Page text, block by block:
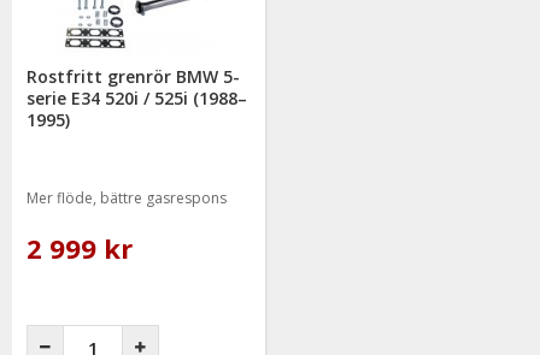
Rostfritt grenrör BMW 5-
serie E34 520i / 525i (1988–
1995)
Mer flöde, bättre gasrespons
2 999 kr